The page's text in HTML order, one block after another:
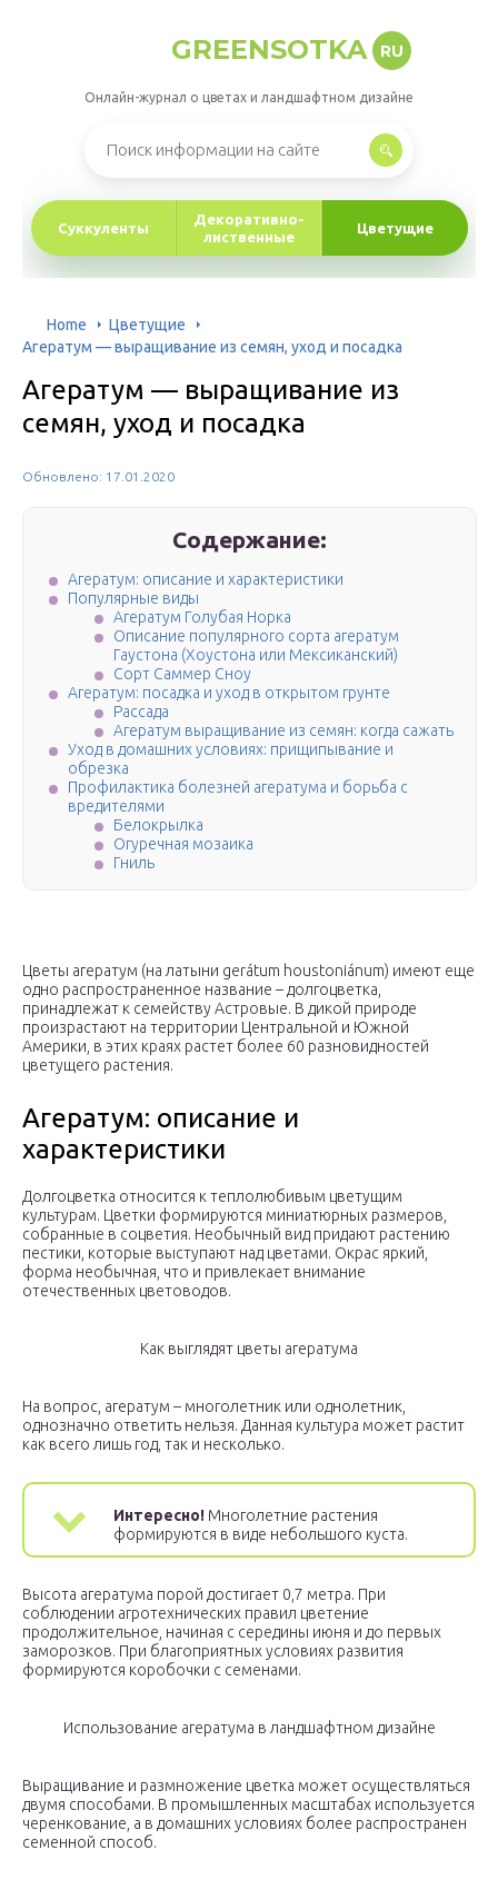
GREENSOTKA RU
Онлайн-журнал о цветах и ландшафтном дизайне
Суккуленты
Декоративно-
лиственные
Цветущие
Home
Цветущие
Агератум — выращивание из семян, уход и посадка
Агератум — выращивание из
семян, уход и посадка
Обновлено: 17.01.2020
Содержание:
Агератум: описание и характеристики
Популярные виды
Агератум Голубая Норка
Описание популярного сорта агератум
Гаустона (Хоустона или Мексиканский)
Сорт Саммер Сноу
Агератум: посадка и уход в открытом грунте
Рассада
Агератум выращивание из семян: когда сажать
Уход в домашних условиях: прищипывание и
обрезка
Профилактика болезней агератума и борьба с
вредителями
Белокрылка
Огуречная мозаика
Гниль
Цветы агератум (на латыни gerátum houstoniánum) имеют еще
одно распространенное название – долгоцветка,
принадлежат к семейству Астровые. В дикой природе
произрастают на территории Центральной и Южной
Америки, в этих краях растет более 60 разновидностей
цветущего растения.
Агератум: описание и
характеристики
Долгоцветка относится к теплолюбивым цветущим
культурам. Цветки формируются миниатюрных размеров,
собранные в соцветия. Необычный вид придают растению
пестики, которые выступают над цветами. Окрас яркий,
форма необычная, что и привлекает внимание
отечественных цветоводов.
Как выглядят цветы агератума
На вопрос, агератум – многолетник или однолетник,
однозначно ответить нельзя. Данная культура может растит
как всего лишь год, так и несколько.
Интересно! Многолетние растения
формируются в виде небольшого куста.
Высота агератума порой достигает 0,7 метра. При
соблюдении агротехнических правил цветение
продолжительное, начиная с середины июня и до первых
заморозков. При благоприятных условиях развития
формируются коробочки с семенами.
Использование агератума в ландшафтном дизайне
Выращивание и размножение цветка может осуществляться
двумя способами. В промышленных масштабах используется
черенкование, а в домашних условиях более распространен
семенной способ.